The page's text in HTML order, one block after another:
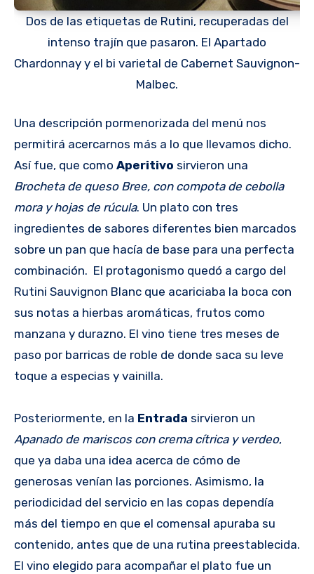
Dos de las etiquetas de Rutini, recuperadas del
intenso trajín que pasaron. El Apartado
Chardonnay y el bi varietal de Cabernet Sauvignon-
Malbec.
Una descripción pormenorizada del menú nos
permitirá acercarnos más a lo que llevamos dicho.
Así fue, que como Aperitivo sirvieron una
Brocheta de queso Bree, con compota de cebolla
mora y hojas de rúcula. Un plato con tres
ingredientes de sabores diferentes bien marcados
sobre un pan que hacía de base para una perfecta
combinación. El protagonismo quedó a cargo del
Rutini Sauvignon Blanc que acariciaba la boca con
sus notas a hierbas aromáticas, frutos como
manzana y durazno. El vino tiene tres meses de
paso por barricas de roble de donde saca su leve
toque a especias y vainilla.
Posteriormente, en la Entrada sirvieron un
Apanado de mariscos con crema cítrica y verdeo,
que ya daba una idea acerca de cómo de
generosas venían las porciones. Asimismo, la
periodicidad del servicio en las copas dependía
más del tiempo en que el comensal apuraba su
contenido, antes que de una rutina preestablecida.
El vino elegido para acompañar el plato fue un